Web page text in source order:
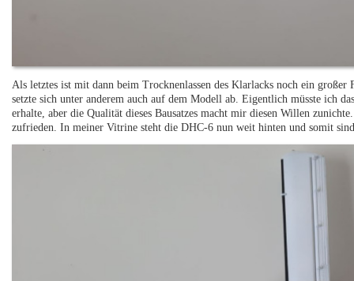
Als letztes ist mit dann beim Trocknenlassen des Klarlacks noch ein großer
setzte sich unter anderem auch auf dem Modell ab. Eigentlich müsste ich
erhalte, aber die Qualität dieses Bausatzes macht mir diesen Willen
zufrieden. In meiner Vitrine steht die DHC-6 nun weit hinten und somit